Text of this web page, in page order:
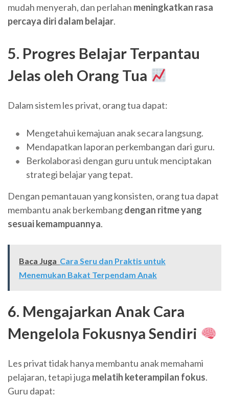
mudah menyerah, dan perlahan meningkatkan rasa
percaya diri dalam belajar.
5. Progres Belajar Terpantau
Jelas oleh Orang Tua
Dalam sistem les privat, orang tua dapat:
Mengetahui kemajuan anak secara langsung.
Mendapatkan laporan perkembangan dari guru.
Berkolaborasi dengan guru untuk menciptakan
strategi belajar yang tepat.
Dengan pemantauan yang konsisten, orang tua dapat
membantu anak berkembangdengan ritme yang
sesuai kemampuannya.
Baca Juga Cara Seru dan Praktis untuk
Menemukan Bakat Terpendam Anak
6. Mengajarkan Anak Cara
Mengelola Fokusnya Sendiri
Les privat tidak hanya membantu anak memahami
pelajaran, tetapi juga melatih keterampilan fokus.
Guru dapat: